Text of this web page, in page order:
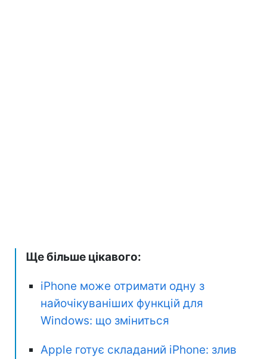
Ще більше цікавого:
iPhone може отримати одну з
найочікуваніших функцій для
Windows: що зміниться
Apple готує складаний iPhone: злив